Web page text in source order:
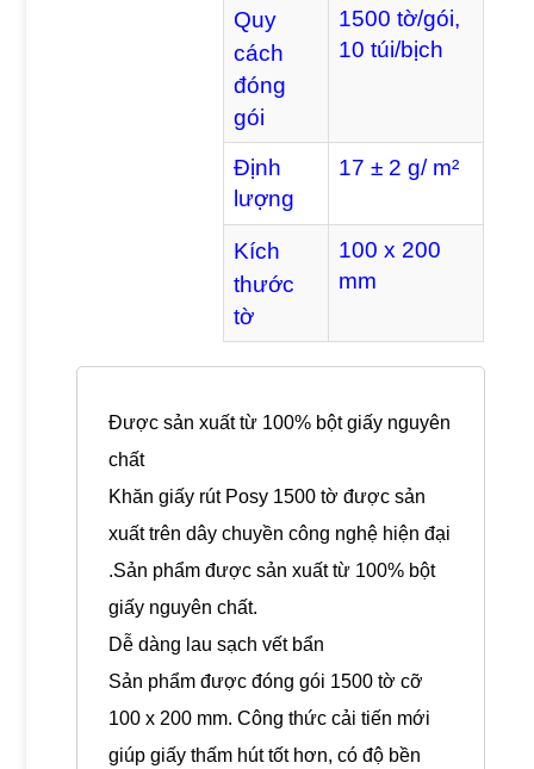
Quy
cách
đóng
gói
1500 tờ/gói,
10 túi/bịch
Định
lượng
17 ± 2 g/ m²
Kích
thước
tờ
100 x 200
mm
Được sản xuất từ 100% bột giấy nguyên
chất
Khăn giấy rút Posy 1500 tờ được sản
xuất trên dây chuyền công nghệ hiện đại
.Sản phẩm được sản xuất từ 100% bột
giấy nguyên chất.
Dễ dàng lau sạch vết bẩn
Sản phẩm được đóng gói 1500 tờ cỡ
100 x 200 mm. Công thức cải tiến mới
giúp giấy thấm hút tốt hơn, có độ bền